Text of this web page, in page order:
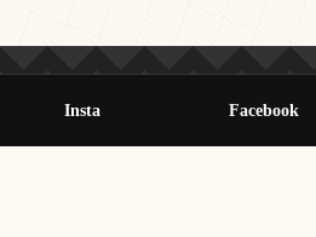
Insta Facebook